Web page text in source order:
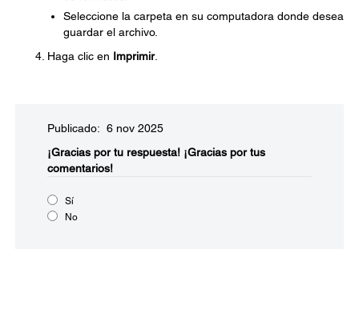
Seleccione la carpeta en su computadora donde desea
guardar el archivo.
Haga clic en Imprimir.
Publicado: 6 nov 2025
¡Gracias por tu respuesta! ¡Gracias por tus
comentarios!
Sí
No